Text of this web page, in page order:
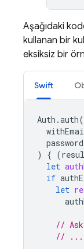
Aşağıdaki
kullanan bir
eksiksiz bir
Swift
Auth .auth
password
)
{ (
let
if
let
//
// ...